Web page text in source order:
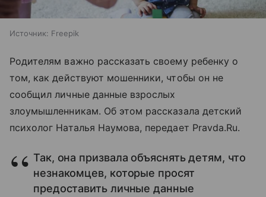
Источник: Freepik
Родителям важно рассказать своему ребенку о
том, как действуют мошенники, чтобы он не
сообщил личные данные взрослых
злоумышленникам. Об этом рассказала детский
психолог Наталья Наумова, передает Pravda.Ru.
Так, она призвала объяснять детям, что
незнакомцев, которые просят
предоставить личные данные